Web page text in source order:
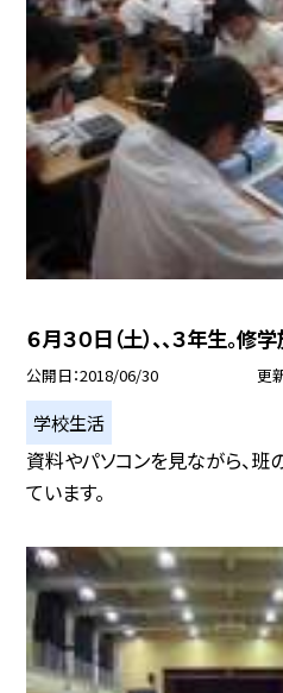
６月３０日（土）、、３年生。
公開日 2018/06/30 更
学校生活
資料やパソコンを見ながら、
ています。